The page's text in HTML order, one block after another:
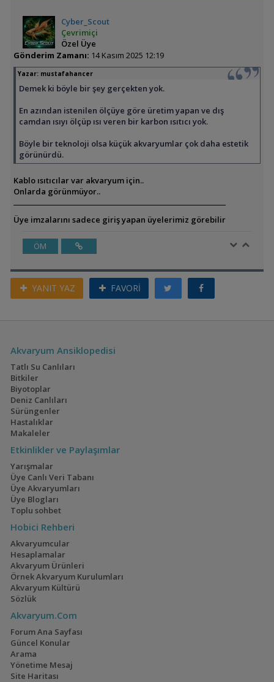
Cyber_Scout
Çevrimiçi
Özel Üye
Gönderim Zamanı: 14 Kasım 2025 12:19
Yazar: mustafahancer
Demek ki böyle bir şey gerçekten yok.
En azından istenilen ölçüye göre üretim yapan ve dış
camdan ısıyı ölçüp ısı veren bir karbon ısıtıcı yok.
Böyle bir teknoloji olsa küçük akvaryumlar çok daha estetik
görünürdü.
Kablo ısıtıcılar var akvaryum için..
Onlarda görünmüyor..
Üye imzalarını sadece giriş yapan üyelerimiz görebilir
ÖM
YANIT YAZ FAVORİ
Akvaryum Ansiklopedisi
Tatlı Su Canlıları
Bitkiler
Biyotoplar
Deniz Canlıları
Sürüngenler
Hastalıklar
Makaleler
Etkinlikler ve Paylaşımlar
Yarışmalar
Üye Canlı Veri Tabanı
Üye Akvaryumları
Üye Blogları
Toplu sohbet
Hobici Rehberi
Akvaryumcular
Hesaplamalar
Akvaryum Ürünleri
Örnek Akvaryum Kurulumları
Akvaryum Kültürü
Sözlük
Akvaryum.Com
Forum Ana Sayfası
Güncel Konular
Arama
Yönetime Mesaj
Site Haritası